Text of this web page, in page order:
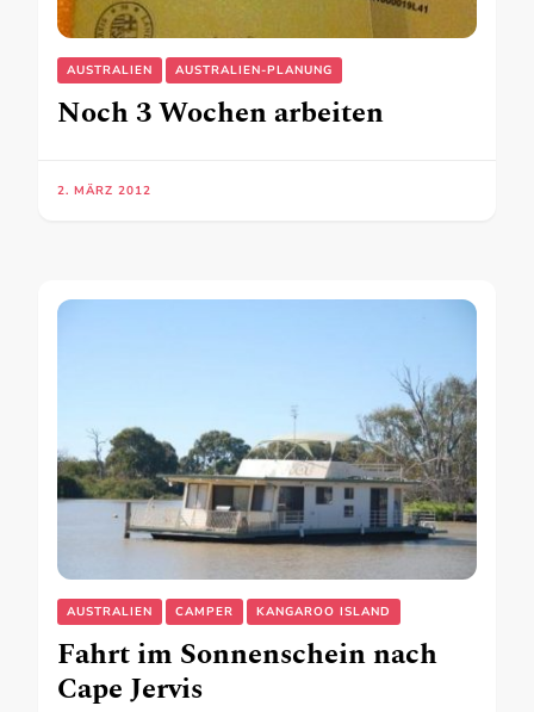
AUSTRALIEN AUSTRALIEN-PLANUNG
Noch 3 Wochen arbeiten
2. MÄRZ 2012
AUSTRALIEN CAMPER KANGAROO ISLAND
Fahrt im Sonnenschein nach
Cape Jervis